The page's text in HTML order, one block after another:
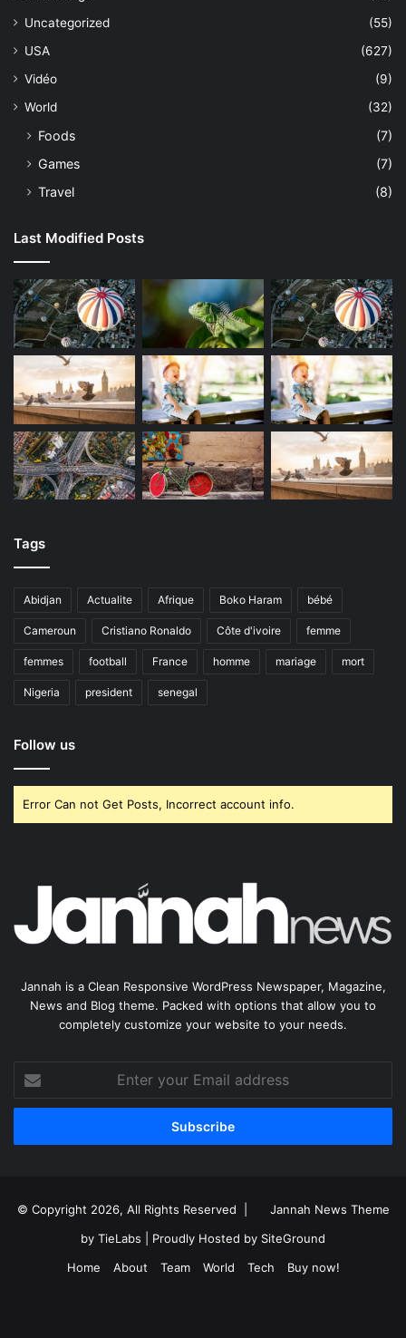
Uncategorized
(55)
USA
(627)
Vidéo
(9)
World
(32)
Foods
(7)
Games
(7)
Travel
(8)
Last Modified Posts
Tags
Abidjan Actualite Afrique Boko Haram bébé
Cameroun Cristiano Ronaldo Côte d'ivoire femme
femmes football France homme mariage mort
Nigeria president senegal
Follow us
Error Can not Get Posts, Incorrect account info.
Jannah is a Clean Responsive WordPress Newspaper, Magazine,
News and Blog theme. Packed with options that allow you to
completely customize your website to your needs.
your
Email
© Copyright 2026, All Rights Reserved |
Jannah News Theme
by TieLabs | Proudly Hosted by SiteGround
Home
About Team World Tech Buy now!